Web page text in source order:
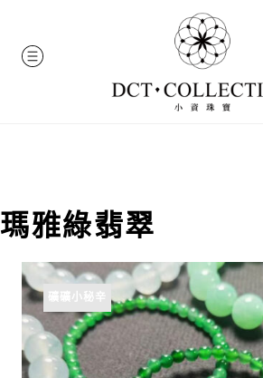
content
MENU
瑪雅綠翡翠
礦礦小秘辛